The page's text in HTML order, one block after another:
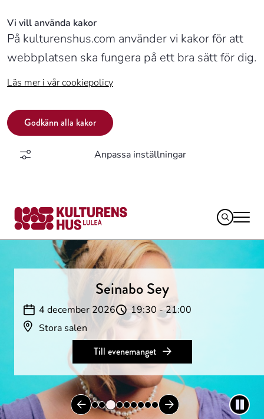
Vi vill använda kakor
På kulturenshus.com använder vi kakor för att
webbplatsen ska fungera på ett bra sätt för dig.
Läs mer i vår cookiepolicy
Godkänn alla kakor
Anpassa inställningar
Logotyp,
Kulturens
Seinabo Sey
4 december 2026
19:30 - 21:00
Stora salen
Till evenemanget